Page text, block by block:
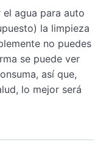
agua para auto
la limpieza
no puedes
se puede ver
así que,
lo mejor será